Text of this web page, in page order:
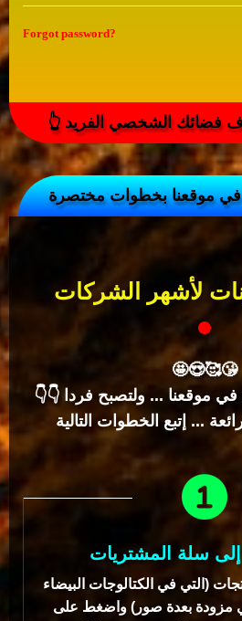
Forgot password?
في موقعنا بخطوات مختصرة
لأشهر الشركات
🤩😍🥰️😘
👇👇 إن أردت فتح حساب في موقعنا ... ولتصبح فردا
سلة المشتريات
(التي في الكتالوجات البيضاء
مزودة بعدة صور) واضغط على